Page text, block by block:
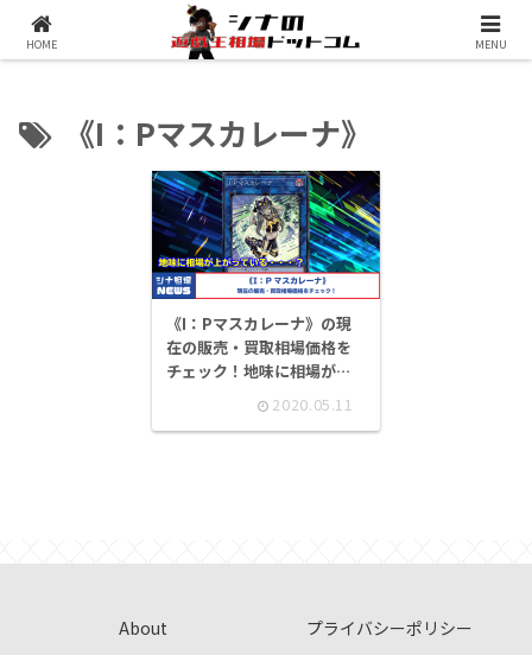
シナコムについて
《I：Pマスカレーナ》
《I：Pマスカレーナ》の現
在の販売・買取相場価格を
チェック！地味に相場が上
2020.05.11
About
プライバシーポリシー
HOME MENU